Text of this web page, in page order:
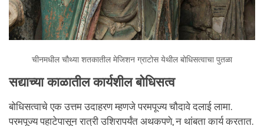
चीनमधील चौथ्या शतकातील मेजिशन ग्राटोस येथील बोधिसत्वाचा पुतळा
सद्याच्या काळातील कार्यशील बोधिसत्व
बोधिसत्वाचे एक उत्तम उदाहरण म्हणजे परमपूज्य चौदावे दलाई लामा.
परमपूज्य पहाटेपासून रात्री उशिरापर्यंत अथकपणे, न थांबता कार्य करतात.